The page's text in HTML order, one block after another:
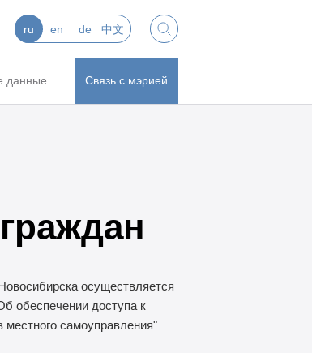
ru en de 中文
данные Связь с мэрией
осуществляется
обеспечении доступа к
местного самоуправления"